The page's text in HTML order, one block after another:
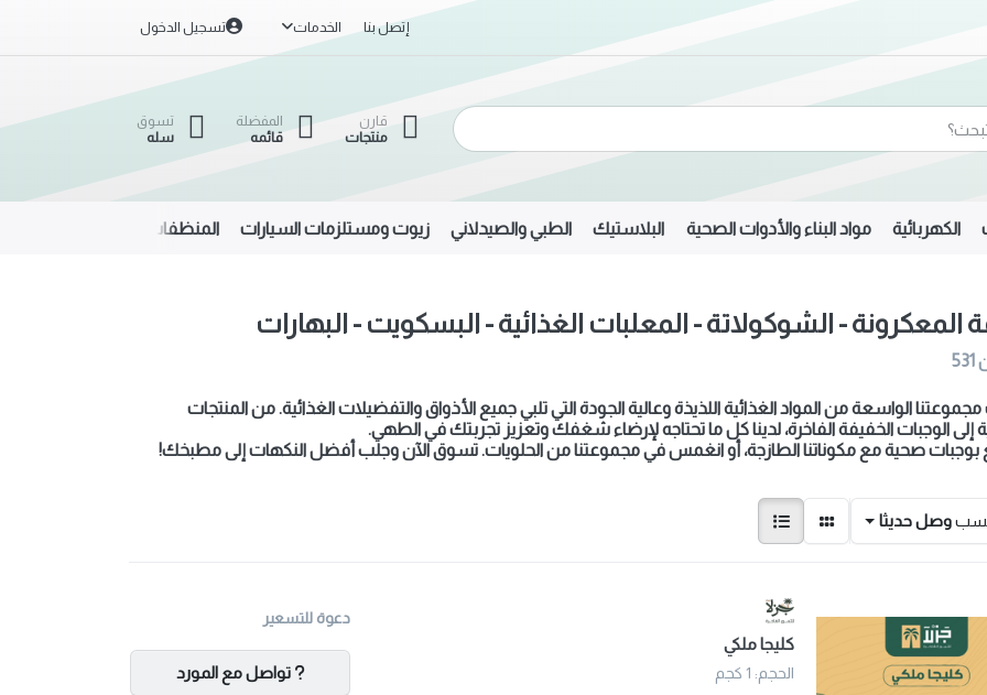
إتصل بنا الخدمات تسجيل الدخول
قارن
منتجات
المفضلة
قائمه
تسوق
سله
الكهربائية مواد البناء والأدوات الصحية البلاستيك الطبي والصيدلاني زيوت ومستلزمات السيارات المنظفات
المعكرونة - الشوكولاتة - المعلبات الغذائية - البسكويت - البهارات
531
الواسعة من المواد الغذائية اللذيذة وعالية الجودة التي تلبي جميع الأذواق والتفضيلات الغذائية. من المنتجات
إلى الوجبات الخفيفة الفاخرة، لدينا كل ما تحتاجه لإرضاء شغفك وتعزيز تجربتك في الطهي.
بوجبات صحية مع مكوناتنا الطازجة، أو انغمس في مجموعتنا من الحلويات. تسوق الآن وجلب أفضل النكهات إلى مطبخك!
وصل حديثا
كليجا ملكي
الحجم: 1 كجم
دعوة للتسعير
تواصل مع المورد